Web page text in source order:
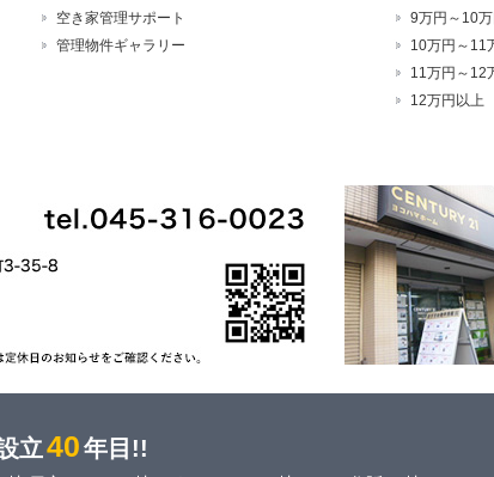
空き家管理サポート
管理物件ギャラリー
9万円～10万
10万円～11
11万円～12
12万円以上
立40年目!!